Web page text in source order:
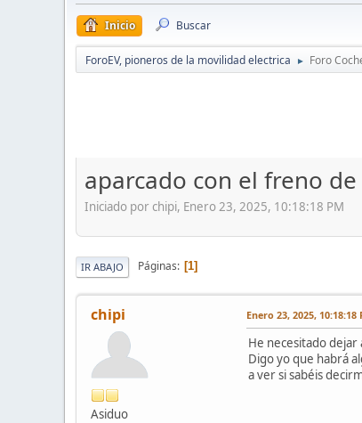
Inicio Buscar
ForoEV, pioneros de la movilidad electrica ► Foro
aparcado con el freno
Iniciado por chipi, Enero 23, 2025, 10:18:18 PM
IR ABAJO Páginas 1
chipi
Asiduo
Enero 23, 2025, 10:18:18
He necesitado dejar
Digo yo que habrá
a ver si sabéis